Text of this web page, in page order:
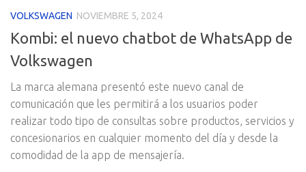
VOLKSWAGEN NOVIEMBRE 5, 2024
Kombi: el nuevo chatbot de WhatsApp de
Volkswagen
La marca alemana presentó este nuevo canal de
comunicación que les permitirá a los usuarios poder
realizar todo tipo de consultas sobre productos, servicios y
concesionarios en cualquier momento del día y desde la
comodidad de la app de mensajería.